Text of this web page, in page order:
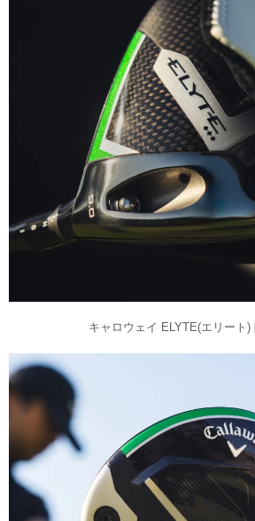
キャロウェイ ELYTE(エリート)